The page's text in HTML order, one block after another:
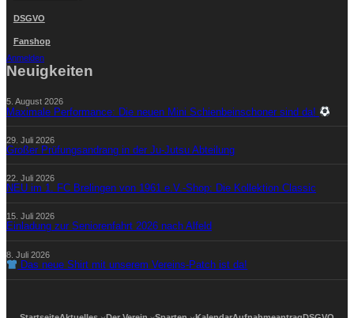
DSGVO
Fanshop
Anmelden
Neuigkeiten
5. August 2026
Maximale Performance: Die neuen Mini Schienbeinschoner sind da!
29. Juli 2026
Großer Prüfungsandrang in der Ju-Jutsu Abteilung
22. Juli 2026
NEU im 1. FC Brelingen von 1961 e.V.-Shop: Die Kollektion Classic
15. Juli 2026
Einladung zur Seniorenfahrt 2026 nach Alfeld
8. Juli 2026
Das neue Shirt mit unserem Vereins-Patch ist da!